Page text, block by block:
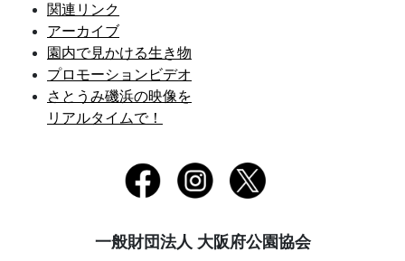
関連リンク
アーカイブ
園内で見かける生き物
プロモーションビデオ
さとうみ磯浜の映像を
リアルタイムで！
一般財団法人 大阪府公園協会